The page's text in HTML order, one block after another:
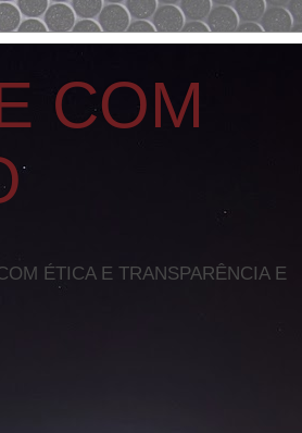
COM
ÉTICA E TRANSPARÊNCIA E